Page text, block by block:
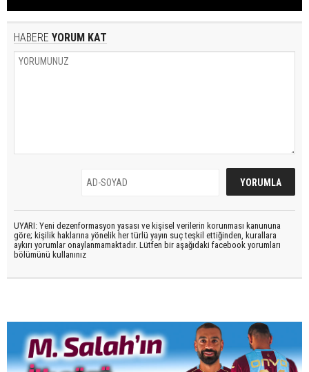
HABERE YORUM KAT
UYARI: Yeni dezenformasyon yasası ve kişisel verilerin korunması kanununa
göre; kişilik haklarına yönelik her türlü yayın suç teşkil ettiğinden, kurallara
aykırı yorumlar onaylanmamaktadır. Lütfen bir aşağıdaki facebook yorumları
bölümünü kullanınız